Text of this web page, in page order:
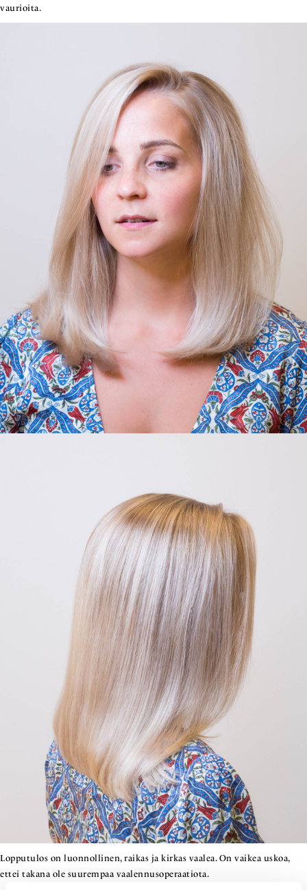
vaurioita.
Lopputulos on luonnollinen, raikas ja kirkas vaalea. On vaikea uskoa,
ettei takana ole suurempaa vaalennusoperaatiota.